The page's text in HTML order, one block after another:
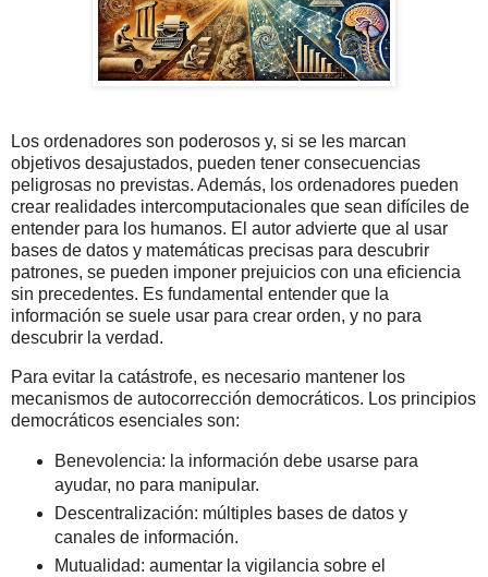
Los ordenadores son poderosos y, si se les marcan
objetivos desajustados, pueden tener consecuencias
peligrosas no previstas. Además, los ordenadores pueden
crear realidades intercomputacionales que sean difíciles de
entender para los humanos. El autor advierte que al usar
bases de datos y matemáticas precisas para descubrir
patrones, se pueden imponer prejuicios con una eficiencia
sin precedentes. Es fundamental entender que la
información se suele usar para crear orden, y no para
descubrir la verdad.
Para evitar la catástrofe, es necesario mantener los
mecanismos de autocorrección democráticos. Los principios
democráticos esenciales son:
Benevolencia: la información debe usarse para
ayudar, no para manipular.
Descentralización: múltiples bases de datos y
canales de información.
Mutualidad: aumentar la vigilancia sobre el